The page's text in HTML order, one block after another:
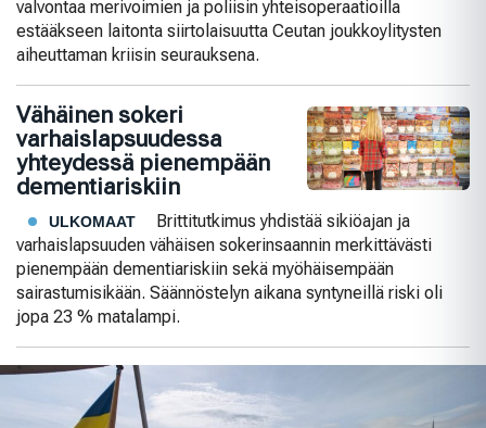
valvontaa merivoimien ja poliisin yhteisoperaatioilla
estääkseen laitonta siirtolaisuutta Ceutan joukkoylitysten
aiheuttaman kriisin seurauksena.
Vähäinen sokeri
varhaislapsuudessa
yhteydessä pienempään
dementiariskiin
ULKOMAAT
Brittitutkimus yhdistää sikiöajan ja
varhaislapsuuden vähäisen sokerinsaannin merkittävästi
pienempään dementiariskiin sekä myöhäisempään
sairastumisikään. Säännöstelyn aikana syntyneillä riski oli
jopa 23 % matalampi.